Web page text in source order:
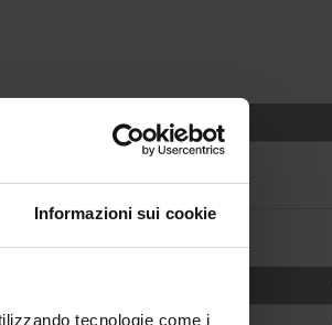
Informazioni sui cookie
tecnologie come i